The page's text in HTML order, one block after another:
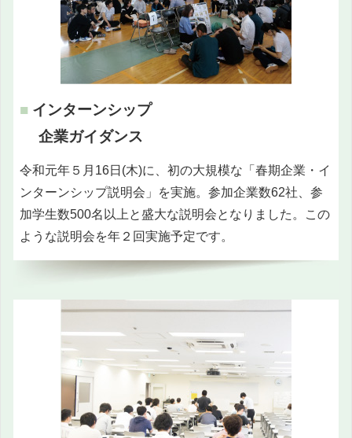
■ インターンシップ
企業ガイダンス
令和元年５月16日(木)に、初の大規模な「春期企業・イ
ンターンシップ説明会」を実施。参加企業数62社、参
加学生数500名以上と盛大な説明会となりました。この
ような説明会を年２回実施予定です。